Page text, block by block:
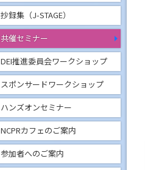
抄録集（J-STAGE）
共催セミナー
DEI推進委員会ワークショップ
スポンサードワークショップ
ハンズオンセミナー
NCPRカフェのご案内
参加者へのご案内